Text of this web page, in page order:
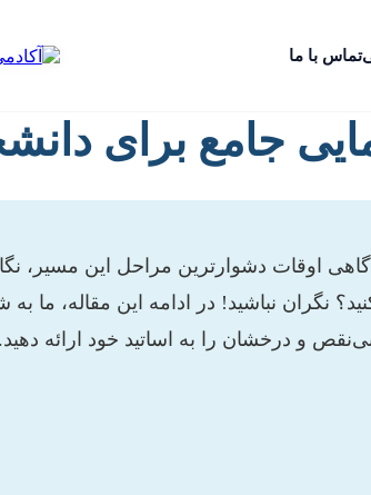
تماس با ما
جامع برای
اوقات دشوارترین مراحل این مسیر،
نگران نباشید! در ادامه این مقاله، ما به
بی‌نقص و درخشان را به اساتید خود ارائه